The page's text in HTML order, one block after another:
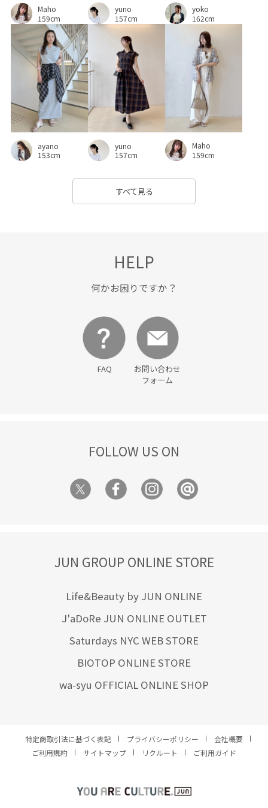
ボーダー ポリエステル ポリエステル100%
モード リゾート感 リネン
リラックス感 ワイドシルエット ワンピース
ヴィンテージ ヴィンテージ感 万能アイテム
丸みのあるシルエット 光沢感 夏のレジャー
大人っぽい 大人カジュアル 女性らしさ
小花柄 抜け感 持ち運びに便利
清涼感
軽量素材 都会的
Maho
159cm
yuno
157cm
yoko
162cm
ayano
153cm
yuno
157cm
Maho
159cm
すべて見る
HELP
何かお困りですか？
FAQ
お問い合わせ
フォーム
FOLLOW US ON
JUN GROUP ONLINE STORE
Life&Beauty by JUN ONLINE
J'aDoRe JUN ONLINE OUTLET
Saturdays NYC WEB STORE
BIOTOP ONLINE STORE
wa-syu OFFICIAL ONLINE SHOP
特定商取引法に基づく表記 プライバシーポリシー
会社概要
ご利用規約
サイトマップ リクルート ご利用ガイド